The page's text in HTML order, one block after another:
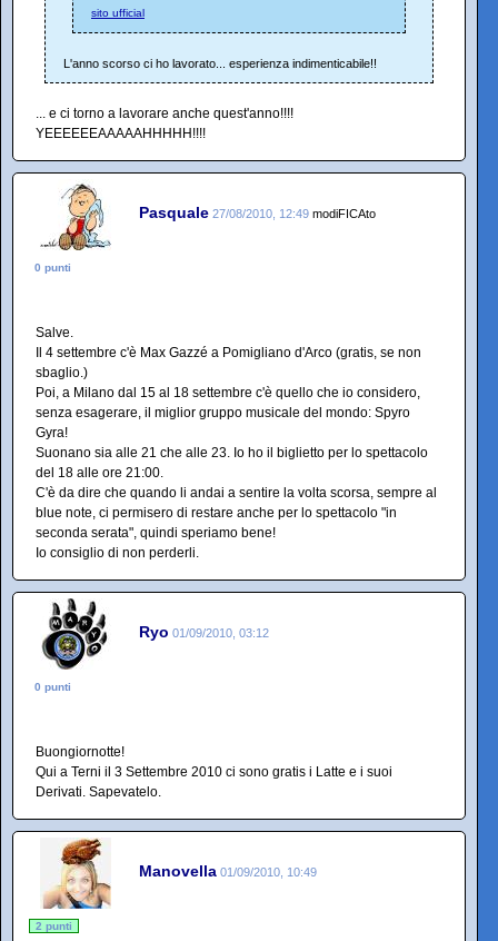
sito ufficial
L'anno scorso ci ho lavorato... esperienza indimenticabile!!
... e ci torno a lavorare anche quest'anno!!!!
YEEEEEEAAAAAHHHHH!!!!
Pasquale 27/08/2010, 12:49 modiFICAto
0 punti
Salve.
Il 4 settembre c'è Max Gazzé a Pomigliano d'Arco (gratis, se non
sbaglio.)
Poi, a Milano dal 15 al 18 settembre c'è quello che io considero,
senza esagerare, il miglior gruppo musicale del mondo: Spyro
Gyra!
Suonano sia alle 21 che alle 23. Io ho il biglietto per lo spettacolo
del 18 alle ore 21:00.
C'è da dire che quando li andai a sentire la volta scorsa, sempre al
blue note, ci permisero di restare anche per lo spettacolo "in
seconda serata", quindi speriamo bene!
Io consiglio di non perderli.
Ryo 01/09/2010, 03:12
0 punti
Buongiornotte!
Qui a Terni il 3 Settembre 2010 ci sono gratis i Latte e i suoi
Derivati. Sapevatelo.
Manovella 01/09/2010, 10:49
2 punti